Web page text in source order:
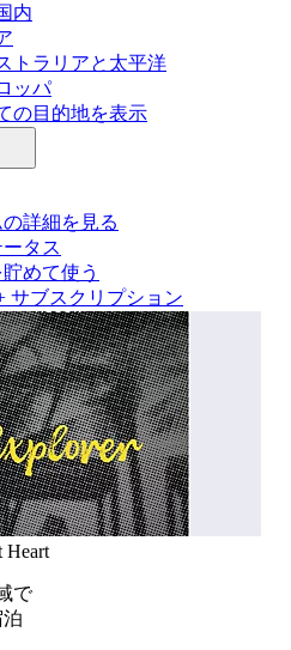
内
トラリアと太平洋
ッパ
の目的地を表示
詳細を見る
タス
めて使う
サブスクリプション
Heart
で